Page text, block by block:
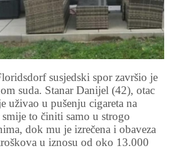
susjedski spor završio je
suda. Stanar Danijel (42), otac
uživao u pušenju cigareta na
smije to činiti samo u strogo
dok mu je izrečena i obaveza
u iznosu od oko 13.000